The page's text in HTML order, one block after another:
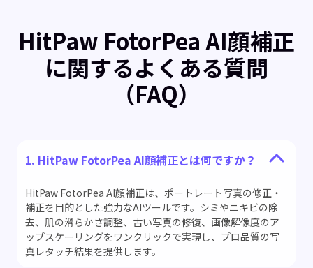
HitPaw FotorPea AI顔補正
に関するよくある質問
（FAQ）
1. HitPaw FotorPea AI顔補正とは何ですか？
HitPaw FotorPea AI顔補正は、ポートレート写真の修正・
補正を目的とした強力なAIツールです。シミやニキビの除
去、肌の滑らかさ調整、古い写真の修復、画像解像度のア
ップスケーリングをワンクリックで実現し、プロ品質の写
真レタッチ結果を提供します。